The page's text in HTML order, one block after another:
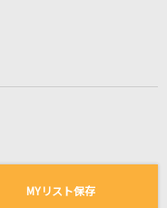
る曲の一覧
MYリスト保存